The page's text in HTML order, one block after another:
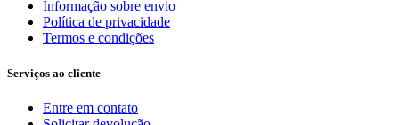
Informação sobre envio
Política de privacidade
Termos e condições
Serviços ao cliente
Entre em contato